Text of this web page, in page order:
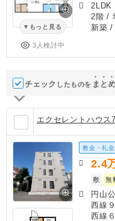
もっと見る
3人検討中
2LDK
2階 /
新築 /
チェック したものを ま と
エクセレントハウス
敷金・礼
2.4
敷
無
円山
西線
西線